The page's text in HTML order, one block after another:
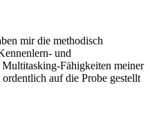
mir die methodisch
und
Fähigkeiten meiner
auf die Probe gestellt